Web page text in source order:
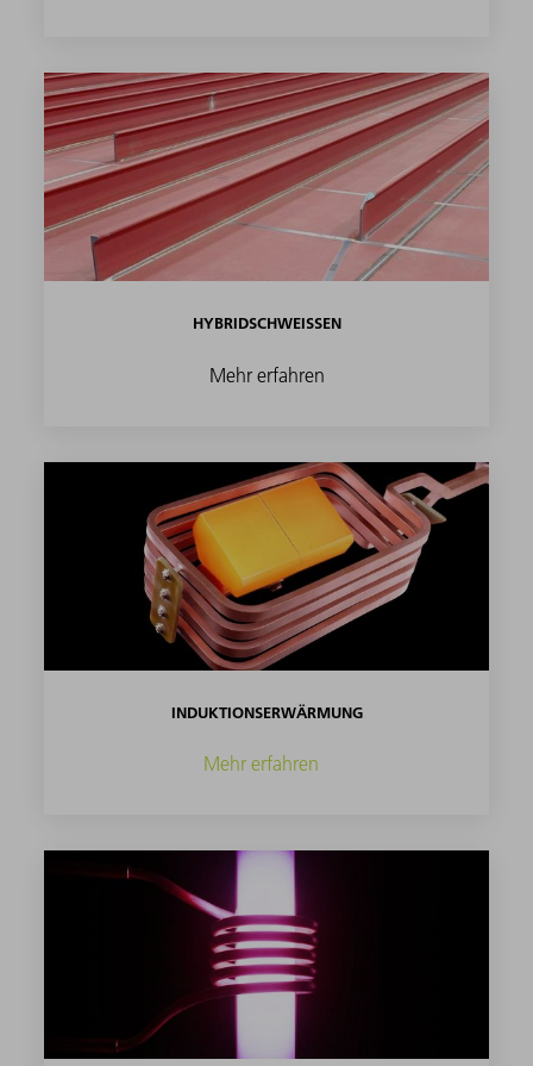
HYBRIDSCHWEISSEN
Mehr erfahren
INDUKTIONSERWÄRMUNG
Mehr erfahren